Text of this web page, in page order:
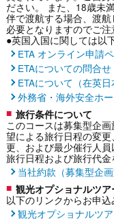
ださい。 また、18歳未
伴で渡航する場合、渡
必要となりますのでご注
●英国入国に関しては以
ETA オンライン申請
ETAについての問合せ
ETAについて（在英日
外務省・海外安全ホ
旅行条件について
このコースは募集型企
望による旅行日程の変
更、および最少催行人
旅行日程および旅行代金
当社約款（募集型企画
観光オプショナルツア
以下のリンクからお申込
観光オプショナルツ